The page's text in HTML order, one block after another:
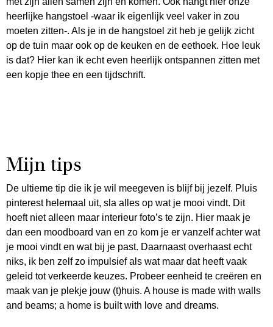
heerlijke hangstoel -waar ik eigenlijk veel vaker in zou
moeten zitten-. Als je in de hangstoel zit heb je gelijk zicht
op de tuin maar ook op de keuken en de eethoek. Hoe leuk
is dat? Hier kan ik echt even heerlijk ontspannen zitten met
een kopje thee en een tijdschrift.
Mijn tips
De ultieme tip die ik je wil meegeven is blijf bij jezelf. Pluis
pinterest helemaal uit, sla alles op wat je mooi vindt. Dit
hoeft niet alleen maar interieur foto’s te zijn. Hier maak je
dan een moodboard van en zo kom je er vanzelf achter wat
je mooi vindt en wat bij je past. Daarnaast overhaast echt
niks, ik ben zelf zo impulsief als wat maar dat heeft vaak
geleid tot verkeerde keuzes. Probeer eenheid te creëren en
maak van je plekje jouw (t)huis. A house is made with walls
and beams; a home is built with love and dreams.